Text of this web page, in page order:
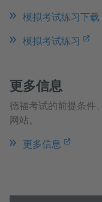
模拟考试练习下载
模拟考试练习
更多信息
德福考试的前提条件
网站。
更多信息